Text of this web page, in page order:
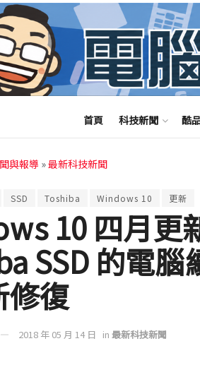
首頁 科技新聞 酷
與報導 »最新科技新聞
SSD Toshiba Windows 10 更新
10 四月更
SSD 的電
修復
2018 年 05 月 14 日 in 最新科技新聞